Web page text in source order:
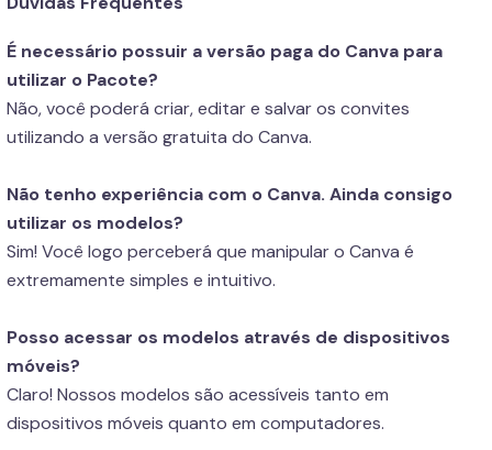
É necessário possuir a versão paga do Canva para
utilizar o Pacote?
Não, você poderá criar, editar e salvar os convites
utilizando a versão gratuita do Canva.
Não tenho experiência com o Canva. Ainda consigo
utilizar os modelos?
Sim! Você logo perceberá que manipular o Canva é
extremamente simples e intuitivo.
Posso acessar os modelos através de dispositivos
móveis?
Claro! Nossos modelos são acessíveis tanto em
dispositivos móveis quanto em computadores.